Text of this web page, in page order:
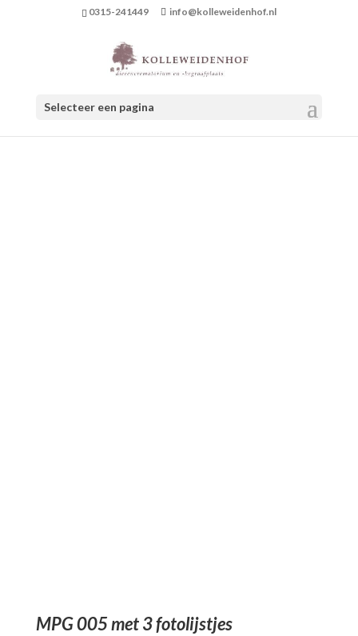
0315-241449 info@kolleweidenhof.nl
Selecteer een pagina
MPG 005 met 3 fotolijstjes